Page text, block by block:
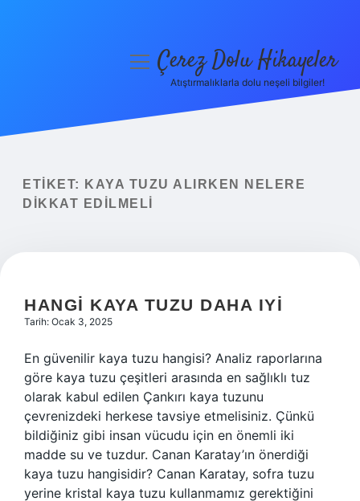
Yasal Uyarı
menüyüÇerez Dolu Hikayeler
Atıştırmalıklarla dolu neşeli bilgiler!
ETIKET:
KAYA TUZU ALIRKEN NELERE
DIKKAT EDILMELI
HANGI KAYA TUZU DAHA IYI
Tarih: Ocak 3, 2025
En güvenilir kaya tuzu hangisi? Analiz raporlarına
göre kaya tuzu çeşitleri arasında en sağlıklı tuz
olarak kabul edilen Çankırı kaya tuzunu
çevrenizdeki herkese tavsiye etmelisiniz. Çünkü
bildiğiniz gibi insan vücudu için en önemli iki
madde su ve tuzdur. Canan Karatay’ın önerdiği
kaya tuzu hangisidir? Canan Karatay, sofra tuzu
yerine kristal kaya tuzu kullanmamız gerektiğini